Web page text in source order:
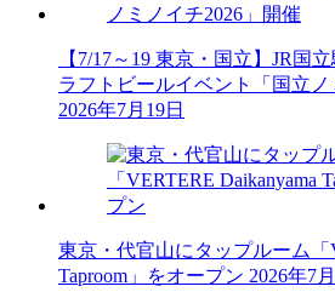
【7/17～19 東京・国立】JR国
ラフトビールイベント「国立ノ
2026年7月19日
東京・代官山にタップルーム「
Taproom」をオープン 2026年7